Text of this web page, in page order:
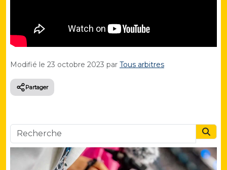
Modifié le 23 octobre 2023 par Tous arbitres
Partager